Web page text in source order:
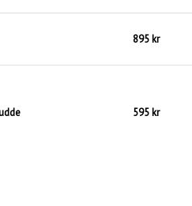
895 kr
595 kr